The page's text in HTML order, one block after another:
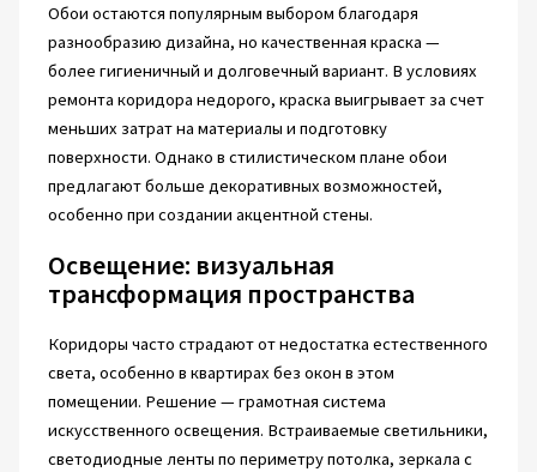
Обои остаются популярным выбором благодаря
разнообразию дизайна, но качественная краска —
более гигиеничный и долговечный вариант. В условиях
ремонта коридора недорого, краска выигрывает за счет
меньших затрат на материалы и подготовку
поверхности. Однако в стилистическом плане обои
предлагают больше декоративных возможностей,
особенно при создании акцентной стены.
Освещение: визуальная
трансформация пространства
Коридоры часто страдают от недостатка естественного
света, особенно в квартирах без окон в этом
помещении. Решение — грамотная система
искусственного освещения. Встраиваемые светильники,
светодиодные ленты по периметру потолка, зеркала с